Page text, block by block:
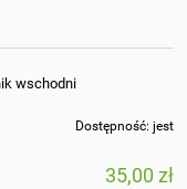
wschodni
Dostępność: jest
35,00 zł